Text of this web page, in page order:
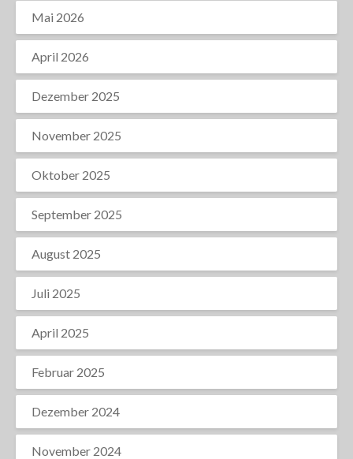
Mai 2026
April 2026
Dezember 2025
November 2025
Oktober 2025
September 2025
August 2025
Juli 2025
April 2025
Februar 2025
Dezember 2024
November 2024